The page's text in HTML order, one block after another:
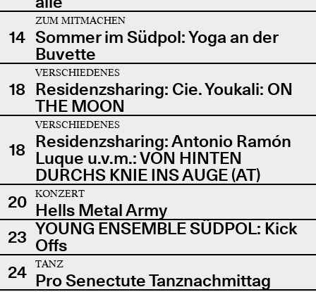
14
ZUM MITMACHEN
Sommer im Südpol: Yoga an der
Buvette
18
VERSCHIEDENES
Residenzsharing: Cie. Youkali: ON
THE MOON
18
VERSCHIEDENES
Residenzsharing: Antonio Ramón
Luque u.v.m.: VON HINTEN
DURCHS KNIE INS AUGE (AT)
20
KONZERT
Hells Metal Army
23 YOUNG ENSEMBLE SÜDPOL: Kick
Offs
24
TANZ
Pro Senectute Tanznachmittag